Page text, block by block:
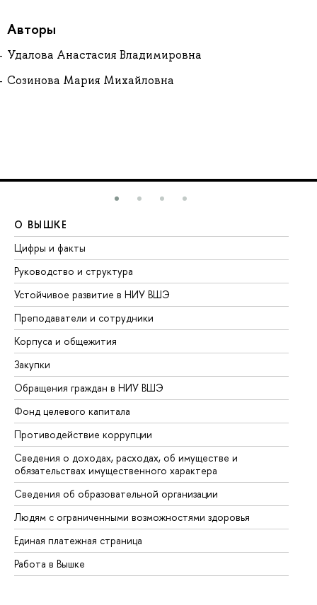
Авторы
Удалова Анастасия Владимировна
Созинова Мария Михайловна
О ВЫШКЕ
Цифры и факты
Руководство и структура
Устойчивое развитие в НИУ ВШЭ
Преподаватели и сотрудники
Корпуса и общежития
Закупки
Обращения граждан в НИУ ВШЭ
Фонд целевого капитала
Противодействие коррупции
Сведения о доходах, расходах, об имуществе и
обязательствах имущественного характера
Сведения об образовательной организации
Людям с ограниченными возможностями здоровья
Единая платежная страница
Работа в Вышке